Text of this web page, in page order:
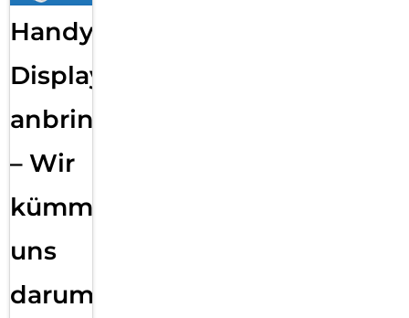
Handy
Displayfolie
anbringen
– Wir
kümmern
uns
darum!